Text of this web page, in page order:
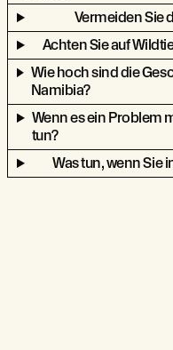
Vermeiden Sie
Achten Sie auf
Wie hoch sind die
Namibia?
Wenn es ein Problem
tun?
Was tun, wenn Sie